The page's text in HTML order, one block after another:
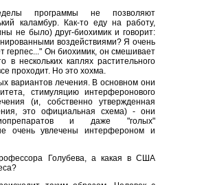
программы не позволяют
каламбур. Как-то еду на работу,
не было) друг-биохимик и говорит:
воздействиями? Я очень
герпес..." Он биохимик, он смешивает
в нескольких каплях растительного
проходит. Но это хохма.
вариантов лечения. В основном они
стимуляцию интерферонового
(и, собственно утвержденная
это официальная схема) - они
и даже "голых"
очень увлечены интерфероном и
Голубева, а какая в США